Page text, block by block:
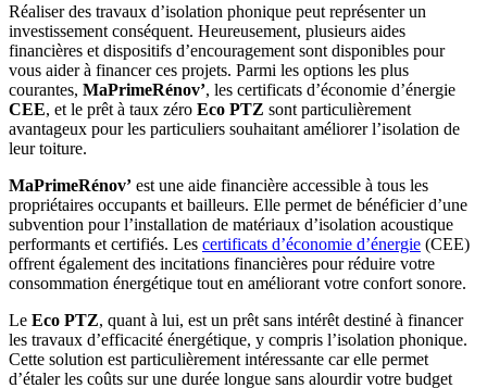
Réaliser des travaux d’isolation phonique peut représenter un
investissement conséquent. Heureusement, plusieurs aides
financières et dispositifs d’encouragement sont disponibles pour
vous aider à financer ces projets. Parmi les options les plus
courantes, MaPrimeRénov’, les certificats d’économie d’énergie
CEE, et le prêt à taux zéro Eco PTZ sont particulièrement
avantageux pour les particuliers souhaitant améliorer l’isolation de
leur toiture.
MaPrimeRénov’ est une aide financière accessible à tous les
propriétaires occupants et bailleurs. Elle permet de bénéficier d’une
subvention pour l’installation de matériaux d’isolation acoustique
performants et certifiés. Les certificats d’économie d’énergie (CEE)
offrent également des incitations financières pour réduire votre
consommation énergétique tout en améliorant votre confort sonore.
Le Eco PTZ, quant à lui, est un prêt sans intérêt destiné à financer
les travaux d’efficacité énergétique, y compris l’isolation phonique.
Cette solution est particulièrement intéressante car elle permet
d’étaler les coûts sur une durée longue sans alourdir votre budget